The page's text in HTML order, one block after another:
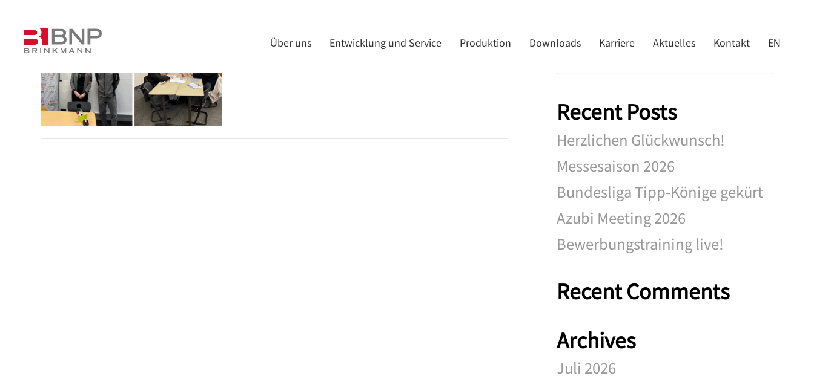
Über uns Entwicklung und Service Produktion Downloads Karriere Aktuelles Kontakt EN
Search
Recent Posts
Herzlichen Glückwunsch!
Messesaison 2026
Bundesliga Tipp-Könige gekürt
Azubi Meeting 2026
Bewerbungstraining live!
Recent Comments
Archives
Juli 2026